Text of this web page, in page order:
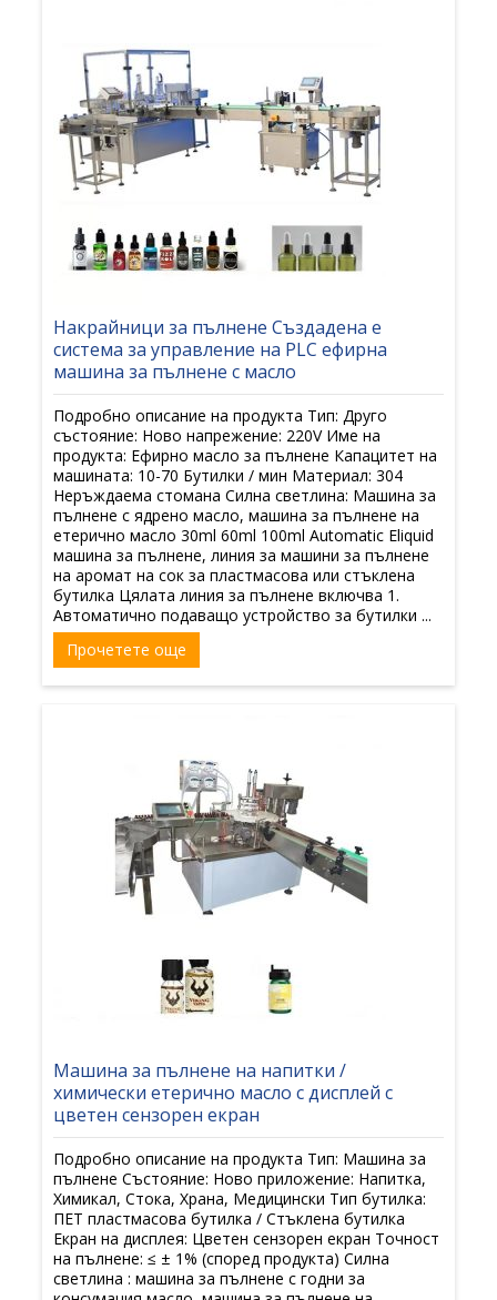
Накрайници за пълнене Създадена е
система за управление на PLC ефирна
машина за пълнене с масло
Подробно описание на продукта Тип: Друго
състояние: Ново напрежение: 220V Име на
продукта: Ефирно масло за пълнене Капацитет на
машината: 10-70 Бутилки / мин Материал: 304
Неръждаема стомана Силна светлина: Машина за
пълнене с ядрено масло, машина за пълнене на
етерично масло 30ml 60ml 100ml Automatic Eliquid
машина за пълнене, линия за машини за пълнене
на аромат на сок за пластмасова или стъклена
бутилка Цялата линия за пълнене включва 1.
Автоматично подаващо устройство за бутилки ...
Прочетете още
Машина за пълнене на напитки /
химически етерично масло с дисплей с
цветен сензорен екран
Подробно описание на продукта Тип: Машина за
пълнене Състояние: Ново приложение: Напитка,
Химикал, Стока, Храна, Медицински Тип бутилка:
ПЕТ пластмасова бутилка / Стъклена бутилка
Екран на дисплея: Цветен сензорен екран Точност
на пълнене: ≤ ± 1% (според продукта) Силна
светлина : машина за пълнене с годни за